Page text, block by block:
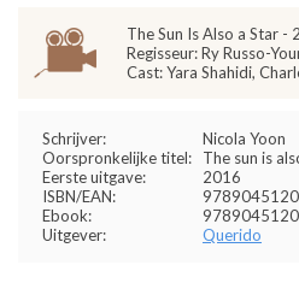
The Sun Is Also a Star -
Regisseur: Ry Russo-
Cast: Yara Shahidi,
Schrijver:
Nicola Yoon
Oorspronkelijke titel:
The sun is
Eerste uitgave:
2016
ISBN/EAN:
Ebook:
Uitgever:
Querido